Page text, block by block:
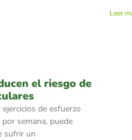
el riesgo de
de esfuerzo
semana, puede
sufrir un
Leer